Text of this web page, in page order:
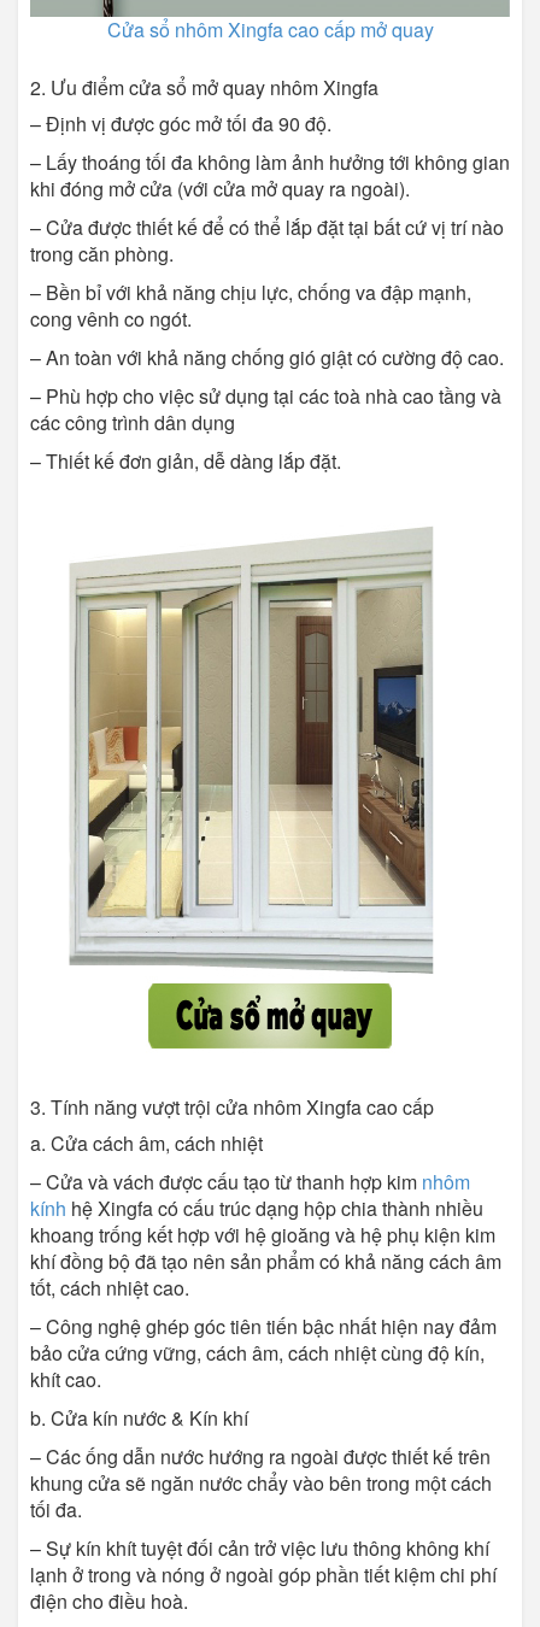
Cửa sổ nhôm Xingfa cao cấp mở quay
2. Ưu điểm cửa sổ mở quay nhôm Xingfa
– Định vị được góc mở tối đa 90 độ.
– Lấy thoáng tối đa không làm ảnh hưởng tới không gian
khi đóng mở cửa (với cửa mở quay ra ngoài).
– Cửa được thiết kế để có thể lắp đặt tại bất cứ vị trí nào
trong căn phòng.
– Bền bỉ với khả năng chịu lực, chống va đập mạnh,
cong vênh co ngót.
– An toàn với khả năng chống gió giật có cường độ cao.
– Phù hợp cho việc sử dụng tại các toà nhà cao tầng và
các công trình dân dụng
– Thiết kế đơn giản, dễ dàng lắp đặt.
3. Tính năng vượt trội cửa nhôm Xingfa cao cấp
a. Cửa cách âm, cách nhiệt
– Cửa và vách được cấu tạo từ thanh hợp kim nhôm
kính hệ Xingfa có cấu trúc dạng hộp chia thành nhiều
khoang trống kết hợp với hệ gioăng và hệ phụ kiện kim
khí đồng bộ đã tạo nên sản phẩm có khả năng cách âm
tốt, cách nhiệt cao.
– Công nghệ ghép góc tiên tiến bậc nhất hiện nay đảm
bảo cửa cứng vững, cách âm, cách nhiệt cùng độ kín,
khít cao.
b. Cửa kín nước & Kín khí
– Các ống dẫn nước hướng ra ngoài được thiết kế trên
khung cửa sẽ ngăn nước chẩy vào bên trong một cách
tối đa.
– Sự kín khít tuyệt đối cản trở việc lưu thông không khí
lạnh ở trong và nóng ở ngoài góp phần tiết kiệm chi phí
điện cho điều hoà.